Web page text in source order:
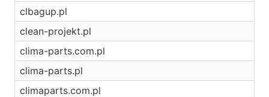
clbagup.pl
clean-projekt.pl
clima-parts.com.pl
clima-parts.pl
climaparts.com.pl